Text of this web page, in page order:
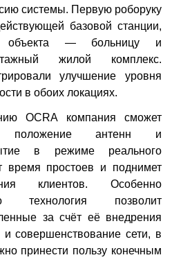
системы. Первую роборуку
базовой станции,
объекта — больницу и
жилой комплекс.
улучшение уровня
в обоих локациях.
OCRA компания сможет
положение антенн и
в режиме реального
время простоев и поднимет
клиентов. Особенно
технология позволит
за счёт её внедрения
совершенствование сети, в
принести пользу конечным